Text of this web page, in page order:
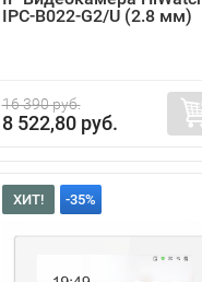
IPC-B022-G2/U (2.8 мм)
16 390 руб.
8 522,80 руб.
ХИТ! -35%